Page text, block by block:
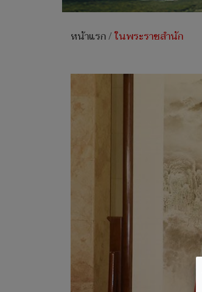
หน้าแรก/ในพระราชสำนัก